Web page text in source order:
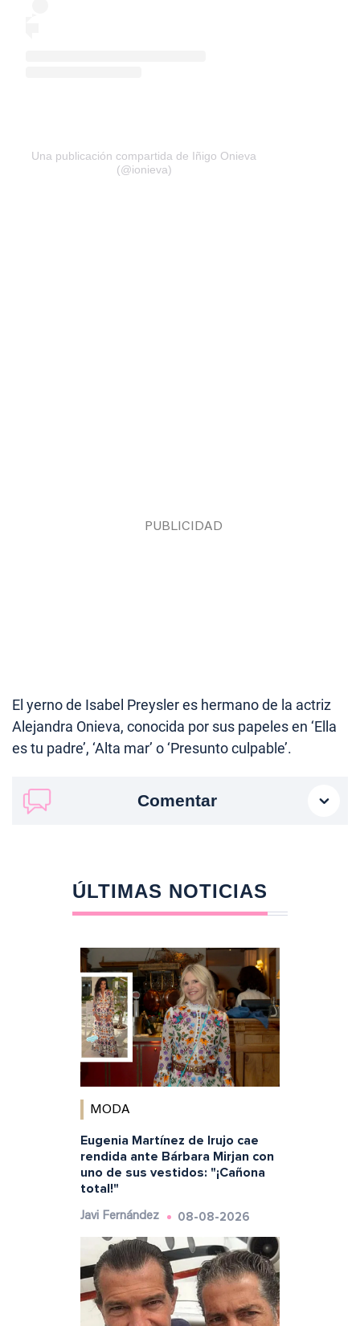
Una publicación compartida de Iñigo Onieva
(@ionieva)
El yerno de Isabel Preysler es hermano de la actriz
Alejandra Onieva, conocida por sus papeles en ‘Ella
es tu padre’, ‘Alta mar’ o ‘Presunto culpable’.
Comentar
ÚLTIMAS NOTICIAS
MODA
Eugenia Martínez de Irujo cae
rendida ante Bárbara Mirjan con
uno de sus vestidos: "¡Cañona
total!"
Javi Fernández 08-08-2026